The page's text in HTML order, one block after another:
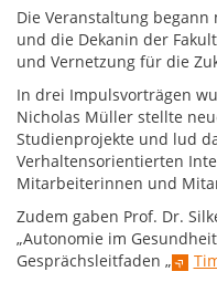
Die Veranstaltung
und die Dekanin der
und Vernetzung für die
In drei Impulsvorträgen
Nicholas Müller stellte
Studienprojekte und lud
Verhaltensorientierten
Mitarbeiterinnen und
Zudem gaben Prof. Dr.
„Autonomie im
Gesprächsleitfaden „